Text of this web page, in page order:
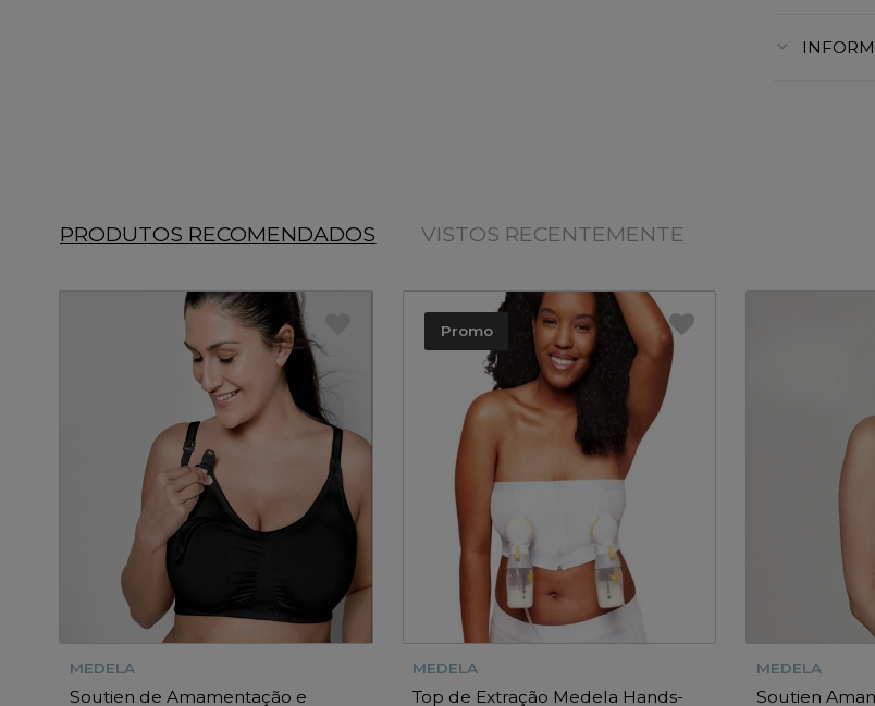
PRODUTOS RECOMENDADOS VISTOS RECENTEMENTE
MEDELA
Soutien de Amamentação e
Promo
MEDELA
Top de Extração Medela Hands-
MEDELA
Soutien